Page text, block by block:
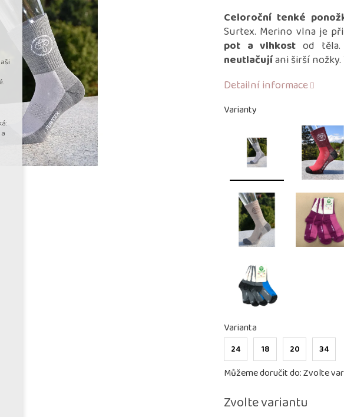
produktu
je
0,0
5
Zvolte variantu
Varianty
Varianta
24 18 20 34
Můžeme doručit do:Zvolte
Celoroční tenké
Surtex. Merino vlna je
pot a vlhkost od
neutlačujíani širší
Detailní informace